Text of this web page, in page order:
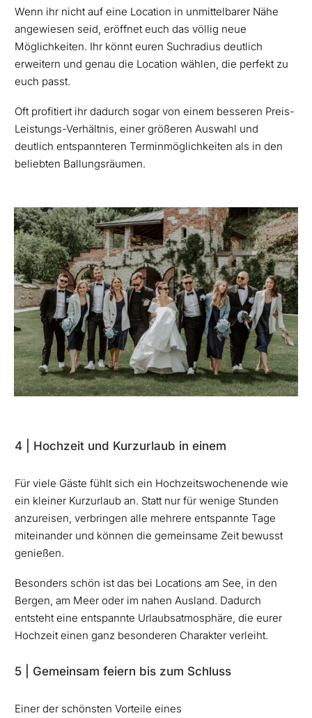
Wenn ihr nicht auf eine Location in unmittelbarer Nähe
angewiesen seid, eröffnet euch das völlig neue
Möglichkeiten. Ihr könnt euren Suchradius deutlich
erweitern und genau die Location wählen, die perfekt zu
euch passt.
Oft profitiert ihr dadurch sogar von einem besseren Preis-
Leistungs-Verhältnis, einer größeren Auswahl und
deutlich entspannteren Terminmöglichkeiten als in den
beliebten Ballungsräumen.
4 | Hochzeit und Kurzurlaub in einem
Für viele Gäste fühlt sich ein Hochzeitswochenende wie
ein kleiner Kurzurlaub an. Statt nur für wenige Stunden
anzureisen, verbringen alle mehrere entspannte Tage
miteinander und können die gemeinsame Zeit bewusst
genießen.
Besonders schön ist das bei Locations am See, in den
Bergen, am Meer oder im nahen Ausland. Dadurch
entsteht eine entspannte Urlaubsatmosphäre, die eurer
Hochzeit einen ganz besonderen Charakter verleiht.
5 | Gemeinsam feiern bis zum Schluss
Einer der schönsten Vorteile eines